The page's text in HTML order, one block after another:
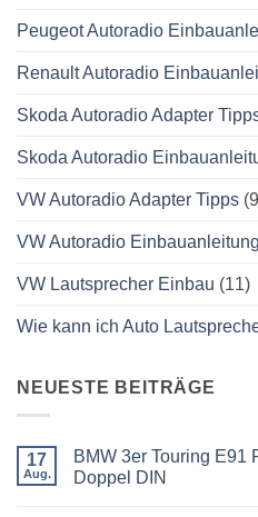
Peugeot Autoradio
Renault Autoradio
Skoda Autoradio Adapter
Skoda Autoradio
VW Autoradio Adapter Tipps
VW Autoradio
VW Lautsprecher Einbau (11)
Wie kann ich Auto
NEUESTE BEITRÄGE
17
Aug.
BMW 3er Touring E91
Doppel DIN